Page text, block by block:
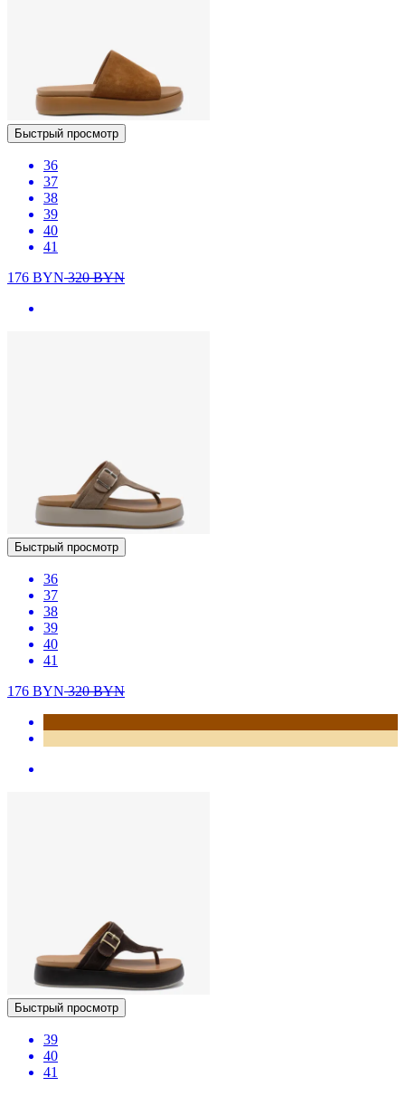
Быстрый просмотр
36
37
38
39
40
41
176 BYN320BYN
Быстрый просмотр
36
37
38
39
40
41
176 BYN320BYN
Быстрый просмотр
39
40
41